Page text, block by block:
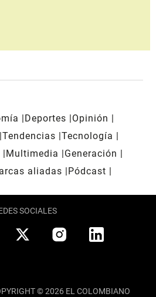
Deportes
Opinión
Tendencias Tecnología
Multimedia
Generación
aliadas
Pódcast
SOCIALES
© 2026 EL COLOMBIANO